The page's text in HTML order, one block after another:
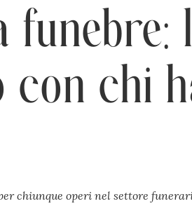
chi
chiunque operi nel settore